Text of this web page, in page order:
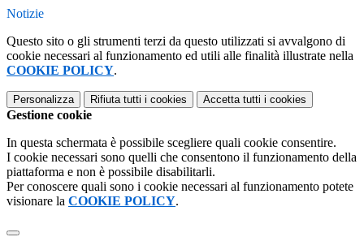
Notizie
Questo sito o gli strumenti terzi da questo utilizzati si avvalgono di
cookie necessari al funzionamento ed utili alle finalità illustrate nella
COOKIE POLICY.
Personalizza Rifiuta tutti i cookies Accetta tutti i cookies
Gestione cookie
In questa schermata è possibile scegliere quali cookie consentire.
I cookie necessari sono quelli che consentono il funzionamento della
piattaforma e non è possibile disabilitarli.
Per conoscere quali sono i cookie necessari al funzionamento potete
visionare la COOKIE POLICY.